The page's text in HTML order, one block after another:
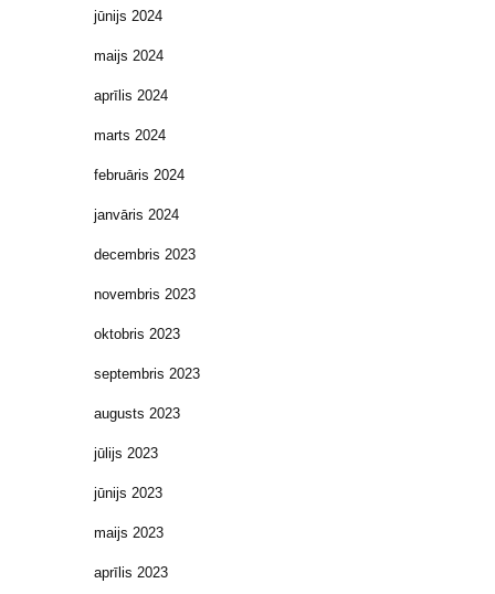
jūnijs 2024
maijs 2024
aprīlis 2024
marts 2024
februāris 2024
janvāris 2024
decembris 2023
novembris 2023
oktobris 2023
septembris 2023
augusts 2023
jūlijs 2023
jūnijs 2023
maijs 2023
aprīlis 2023